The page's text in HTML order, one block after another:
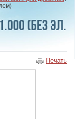
(без эл.
Печать